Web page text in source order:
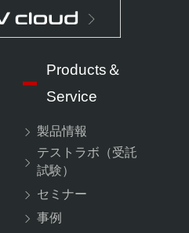
Products＆
Service
製品情報
テストラボ（受託
試験）
セミナー
事例